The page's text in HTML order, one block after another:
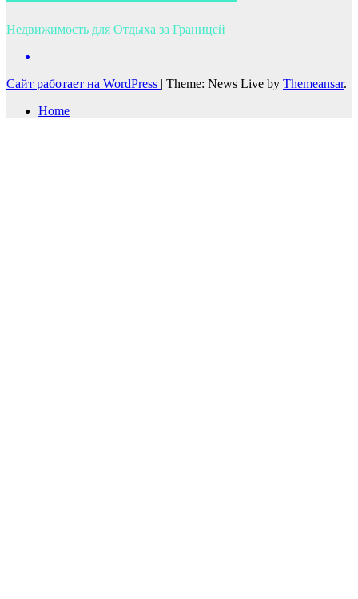
Недвижимость для Отдыха за Границей
Сайт работает на WordPress | Theme: News Live by Themeansar.
Home